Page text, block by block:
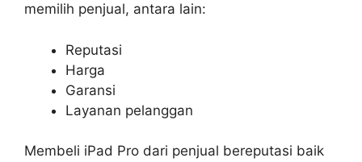
memilih penjual, antara lain:
Reputasi
Harga
Garansi
Layanan pelanggan
Membeli iPad Pro dari penjual bereputasi baik